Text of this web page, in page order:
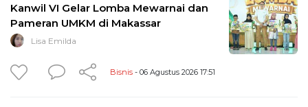
Kanwil VI Gelar Lomba Mewarnai dan
Pameran UMKM di Makassar
Lisa Emilda
Bisnis - 06 Agustus 2026 17:51